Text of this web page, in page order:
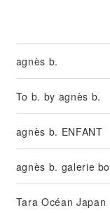
agnès b.
To b. by agnès b.
agnès b. ENFANT
agnès b. galerie
Tara Océan Japan